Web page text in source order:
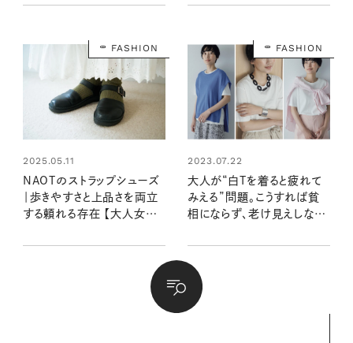
ワ マリアさん
FASHION
2025.05.11
NAOTのストラップシューズ
｜歩きやすさと上品さを両立
する頼れる存在 【大人女子
FASHION
2023.07.22
大人が“白Tを着ると疲れて
みえる”問題。こうすれば貧
相にならず、老け見えしな